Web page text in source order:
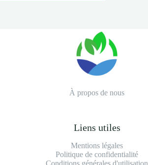
À propos de nous
Liens utiles
Mentions légales
Politique de confidentialité
Conditions générales d'utilisation